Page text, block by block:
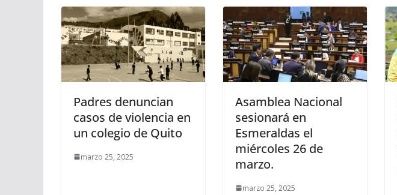
Padres denuncian
casos de violencia en
un colegio de Quito
marzo 25, 2025
Asamblea Nacional
sesionará en
Esmeraldas el
miércoles 26 de
marzo.
marzo 25, 2025